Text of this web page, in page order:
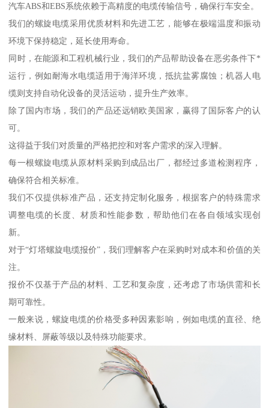
汽车ABS和EBS系统依赖于高精度的电缆传输信号，确保行车安全。
我们的螺旋电缆采用优质材料和先进工艺，能够在极端温度和振动
环境下保持稳定，延长使用寿命。
同时，在能源和工程机械行业，我们的产品帮助设备在恶劣条件下*
运行，例如耐海水电缆适用于海洋环境，抵抗盐雾腐蚀；机器人电
缆则支持自动化设备的灵活运动，提升生产效率。
除了国内市场，我们的产品还远销欧美国家，赢得了国际客户的认
可。
这得益于我们对质量的严格把控和对客户需求的深入理解。
每一根螺旋电缆从原材料采购到成品出厂，都经过多道检测程序，
确保符合相关标准。
我们不仅提供标准产品，还支持定制化服务，根据客户的特殊需求
调整电缆的长度、材质和性能参数，帮助他们在各自领域实现创
新。
对于“灯塔螺旋电缆报价”，我们理解客户在采购时对成本和价值的关
注。
报价不仅基于产品的材料、工艺和复杂度，还考虑了市场供需和长
期可靠性。
一般来说，螺旋电缆的价格受多种因素影响，例如电缆的直径、绝
缘材料、屏蔽等级以及特殊功能要求。